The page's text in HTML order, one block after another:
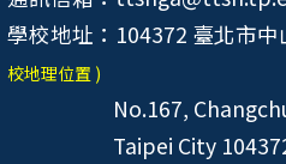
學校地址：104372 臺北市
校地理位置 )
No.167,
Taipei City